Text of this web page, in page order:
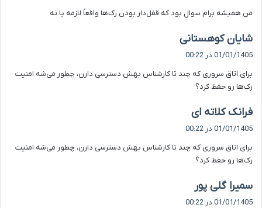
:
من همیشه برام سوال بود که قفل‌دار بودن رک‌ها واقعاً لازمه یا نه
شایان کوهستانی
:
01/01/1405 در 00:22
برای اتاق سروری که چند تا کارشناس بهش دسترسی دارن، چطور می‌شه امنیت
رک‌ها رو حفظ کرد؟
فرانک کلاته ای
ف
:
01/01/1405 در 00:22
برای اتاق سروری که چند تا کارشناس بهش دسترسی دارن، چطور می‌شه امنیت
رک‌ها رو حفظ کرد؟
سمیرا گلی پور
ف
01/01/1405 در 00:22